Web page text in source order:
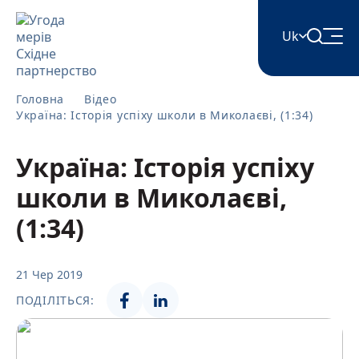
Uk
English
Azərbaycan
Română
Головна
Відео
Україна: Історія успіху школи в Миколаєві, (1:34)
Україна: Історія успіху
школи в Миколаєві,
(1:34)
21 Чер 2019
ПОДІЛІТЬСЯ: